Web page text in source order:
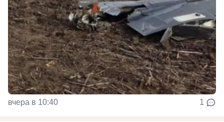
вчера в 10:40 1